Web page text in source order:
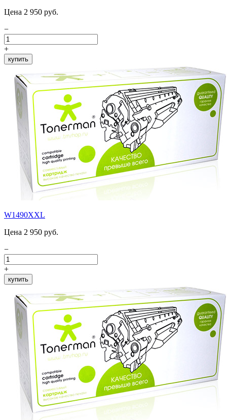
Цена 2 950 руб.
−
+
купить
W1490XXL
Цена 2 950 руб.
−
+
купить